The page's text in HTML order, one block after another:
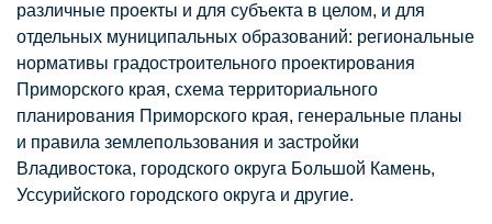
различные проекты и для субъекта в целом, и для
отдельных муниципальных образований: региональные
нормативы градостроительного проектирования
Приморского края, схема территориального
планирования Приморского края, генеральные планы
и правила землепользования и застройки
Владивостока, городского округа Большой Камень,
Уссурийского городского округа и другие.